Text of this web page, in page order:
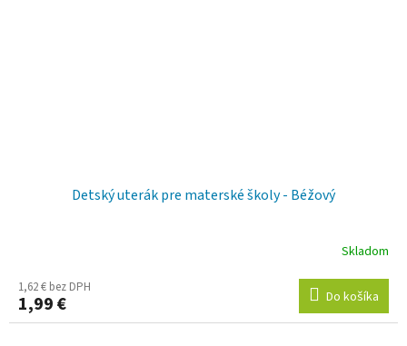
Detský uterák pre materské školy - Béžový
Skladom
1,62 € bez DPH
1,99 € Do košíka